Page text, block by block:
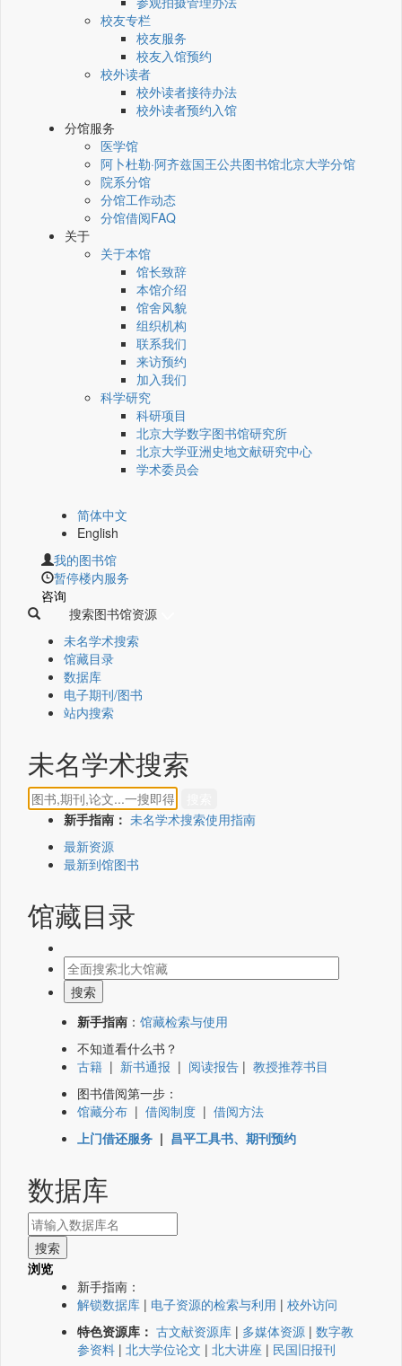
校友专栏
校友服务
校友入馆预约
校外读者
校外读者接待办法
校外读者预约入馆
分馆服务
医学馆
阿卜杜勒·阿齐兹国王公共图书馆北京大学分馆
院系分馆
分馆工作动态
分馆借阅FAQ
关于
关于本馆
馆长致辞
本馆介绍
馆舍风貌
组织机构
联系我们
来访预约
加入我们
科学研究
科研项目
北京大学数字图书馆研究所
北京大学亚洲史地文献研究中心
学术委员会
简体中文
English
我的图书馆
暂停楼内服务
咨询
搜索图书馆资源
未名学术搜索
馆藏目录
数据库
电子期刊/图书
站内搜索
未名学术搜索
新手指南： 未名学术搜索使用指南
最新资源
最新到馆图书
馆藏目录
新手指南 ： 馆藏检索与使用
不知道看什么书？
古籍 | 新书通报 | 阅读报告 | 教授推荐书目
图书借阅第一步：
馆藏分布 | 借阅制度 | 借阅方法
上门借还服务 | 昌平工具书、期刊预约
数据库
浏览
新手指南：
解锁数据库 | 电子资源的检索与利用 | 校外访问
特色资源库： 古文献资源库 | 多媒体资源 | 数字教
参资料 | 北大学位论文 | 北大讲座 | 民国旧报刊